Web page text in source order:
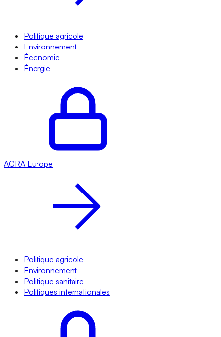
Politique agricole
Environnement
Économie
Énergie
AGRA Europe
Politique agricole
Environnement
Politique sanitaire
Politiques internationales